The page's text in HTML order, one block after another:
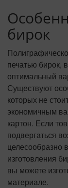
бирок
печатью бирок,
оптимальный
Существуют
которых не
экономичным
картон. Если
подвергаться
целесообразно
изготовления
вы можете
материале.